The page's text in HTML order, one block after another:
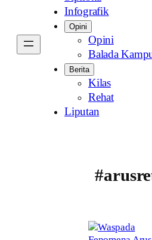
Infografik
Opini
Opini
Balada
Berita
Kilas
Rehat
Liputan